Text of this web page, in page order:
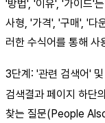
'방법', '이유', '가이드'
사형, '가격', '구매', '다
러한 수식어를 통해 사
3단계: '관련 검색어'
검색결과 페이지 하단
찾는 질문(People